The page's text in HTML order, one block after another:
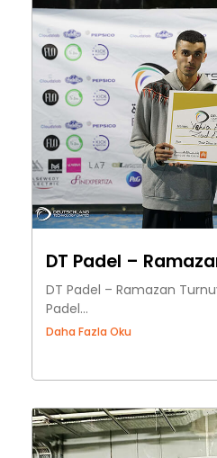
DT Padel –
DT Padel – Ramazan
Padel...
Daha Fazla Oku